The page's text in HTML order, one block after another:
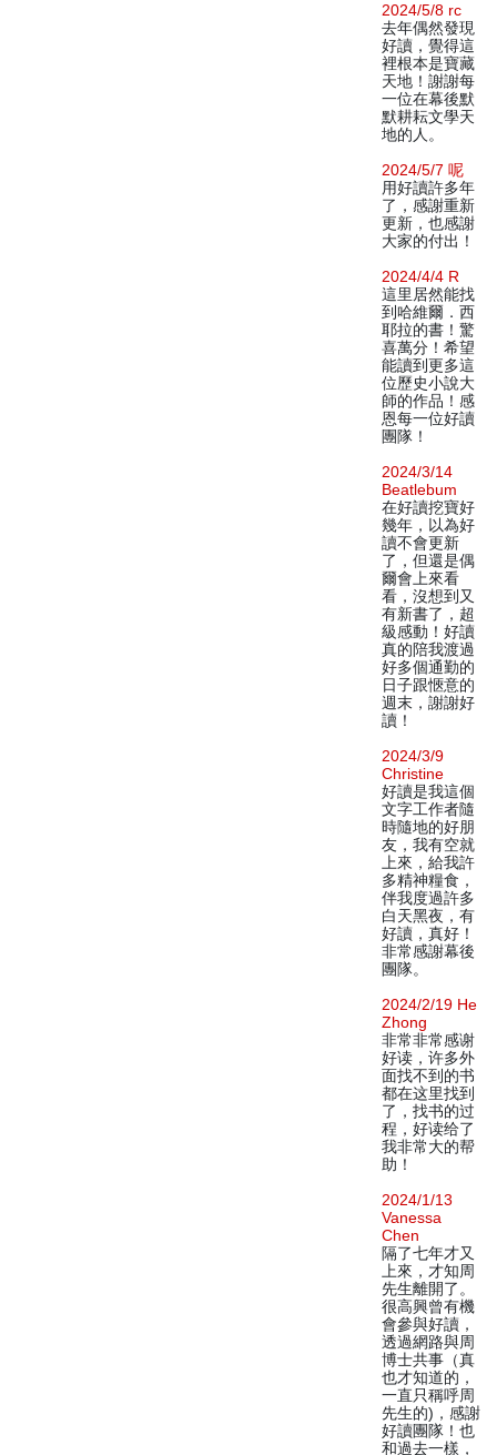
2024/5/8 rc
去年偶然發現
好讀，覺得這
裡根本是寶藏
天地！謝謝每
一位在幕後默
默耕耘文學天
地的人。
2024/5/7 呢
用好讀許多年
了，感謝重新
更新，也感謝
大家的付出！
2024/4/4 R
這里居然能找
到哈維爾．西
耶拉的書！驚
喜萬分！希望
能讀到更多這
位歷史小說大
師的作品！感
恩每一位好讀
團隊！
2024/3/14
Beatlebum
在好讀挖寶好
幾年，以為好
讀不會更新
了，但還是偶
爾會上來看
看，沒想到又
有新書了，超
級感動！好讀
真的陪我渡過
好多個通勤的
日子跟愜意的
週末，謝謝好
讀！
2024/3/9
Christine
好讀是我這個
文字工作者隨
時隨地的好朋
友，我有空就
上來，給我許
多精神糧食，
伴我度過許多
白天黑夜，有
好讀，真好！
非常感謝幕後
團隊。
2024/2/19 He
Zhong
非常非常感谢
好读，许多外
面找不到的书
都在这里找到
了，找书的过
程，好读给了
我非常大的帮
助！
2024/1/13
Vanessa
Chen
隔了七年才又
上來，才知周
先生離開了。
很高興曾有機
會參與好讀，
透過網路與周
博士共事（真
也才知道的，
一直只稱呼周
先生的)，感謝
好讀團隊！也
和過去一樣，